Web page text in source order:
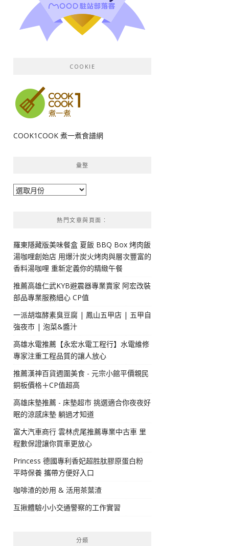
COOKIE
COOK1COOK 煮一煮食譜網
彙整
彙
熱門文章與頁面︰
羅東隱藏版美味餐盒 夏飯 BBQ Box 烤肉飯
湯咖哩創始店 用爆汁炭火烤肉與層次豐富的
香料湯咖哩 重新定義你的精緻午餐
推薦高雄仁武KYB避震器專業賣家 阿宏改裝
部品專業服務細心 CP值
一派胡塩酵素臭豆腐 | 鳳山五甲店 | 五甲自
強夜市 | 泡菜&醬汁
高雄水電推薦【永宏水電工程行】水電維修
專家注重工程品質的讓人放心
推薦漢神百貨週圍美食 - 元宗小館平價親民
銅板價格＋CP值超高
高雄床墊推薦 - 床墊超市 挑選適合你夜夜好
眠的涼感床墊 躺過才知道
富大汽車商行 雲林虎尾推薦專業中古車 里
程數保證讓你買車更放心
Princess 德國專利香妃超胜肽膠原蛋白粉
平時保養 攜帶方便好入口
咖啡渣的妙用 & 活用茶葉渣
互揪體驗小小交通警察的工作實習
分類